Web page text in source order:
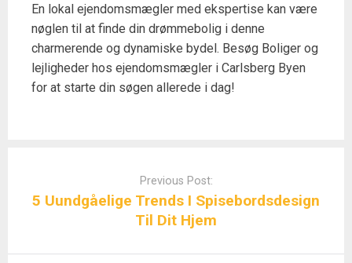
En lokal ejendomsmægler med ekspertise kan være
nøglen til at finde din drømmebolig i denne
charmerende og dynamiske bydel. Besøg Boliger og
lejligheder hos ejendomsmægler i Carlsberg Byen
for at starte din søgen allerede i dag!
Previous Post:
5 Uundgåelige Trends I Spisebordsdesign
Til Dit Hjem